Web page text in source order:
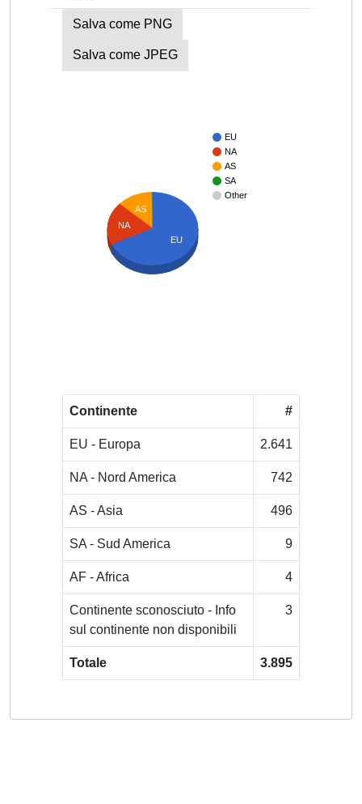
Salva come PNG
Salva come JPEG
EU
NA
AS
SA
Other
AS
NA
EU
Continente #
EU - Europa 2.641
NA - Nord America 742
AS - Asia 496
SA - Sud America 9
AF - Africa 4
Continente sconosciuto - Info
sul continente non disponibili
3
Totale 3.895